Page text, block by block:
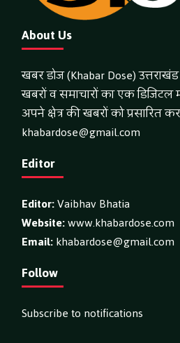
About Us
खबर डोज (Khabar Dose)
खबरों व समाचारों का एक डिजिटल
अपने क्षेत्र की खबरों को
khabardose@gmail.com
Editor
Editor:Vaibhav Bhatia
Website:www.khabardose.com
Email:khabardose@gmail.com
Follow
Subscribe to notifications